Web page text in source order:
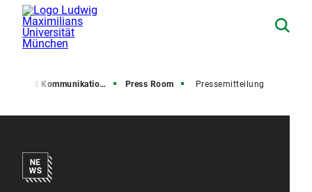
und Kommunikation (PuK) Press Room Pressemitteilung